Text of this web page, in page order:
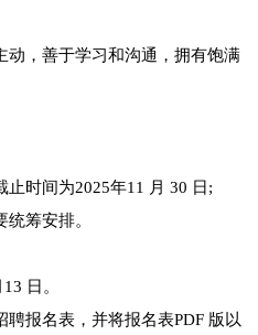
动，善于学习和沟通，拥有饱满
时间为2025年11 月 30 日;
筹安排。
日。
报名表，并将报名表PDF 版以